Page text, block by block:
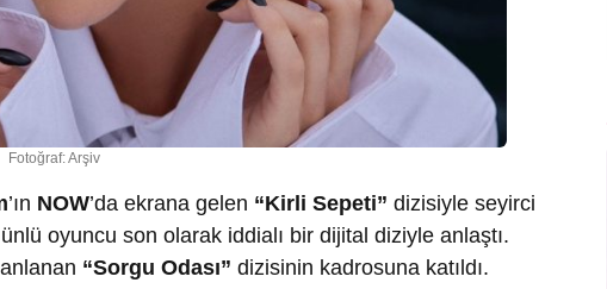
Fotoğraf: Arşiv
’ın NOW’da ekrana gelen “Kirli Sepeti” dizisiyle seyirci
oyuncu son olarak iddialı bir dijital diziyle anlaştı.
“Sorgu Odası” dizisinin kadrosuna katıldı.